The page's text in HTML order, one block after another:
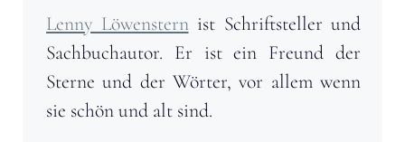
Lenny Löwensternist Schriftsteller und
Sachbuchautor. Er ist ein Freund der
Sterne und der Wörter, vor allem wenn
sie schön und alt sind.